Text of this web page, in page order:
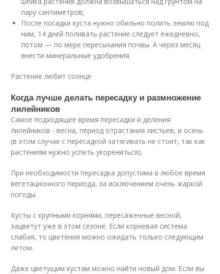
пару сантиметров;
После посадки куста нужно обильно полить землю под
ним, 14 дней поливать растение следует ежедневно,
потом — по мере пересыхания почвы. А через месяц
внести минеральные удобрения.
Растение любит солнце
Когда лучше делать пересадку и размножение
лилейников
Самое подходящее время пересадки и деления
лилейников - весна, период отрастания листьев, и осень
(в этом случае с пересадкой затягивать не стоит, так как
растениям нужно успеть укорениться).
При необходимости пересадка допустима в любое время
вегетационного периода, за исключением очень жаркой
погоды.
Кусты с крупными корнями, пересаженные весной,
зацветут уже в этом сезоне. Если корневая система
слабая, то цветения можно ожидать только следующим
летом.
Даже цветущим кустам можно найти новый дом. Если вы